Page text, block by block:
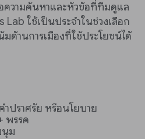
ความค้นหาและหัวข้อที่ทีมดูแล
ใช้เป็นประจำในช่วงเลือก
ด้านการเมืองที่ใช้ประโยชน์ได้
ปราศรัย หรือนโยบาย
พรรค
นุม